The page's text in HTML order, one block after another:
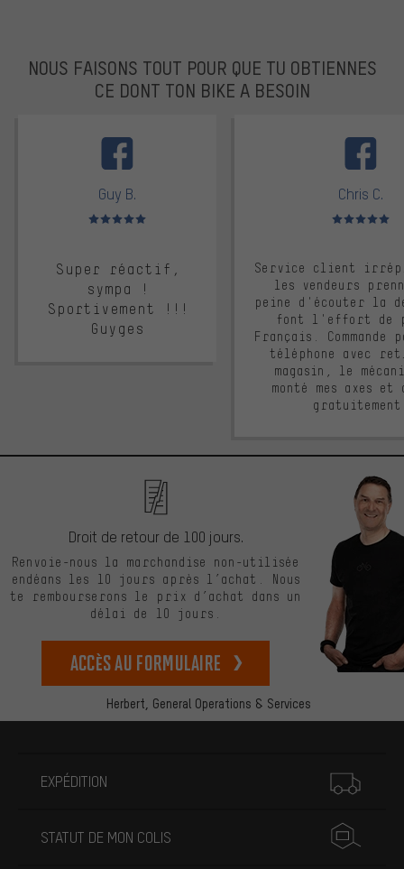
NOUS FAISONS TOUT POUR QUE TU OBTIENNES
CE DONT TON BIKE A BESOIN
Guy B.
Note moyenne : 5 sur 5
Super réactif,
sympa !
Sportivement !!!
Guyges
Chris C.
Note moyenne :
Service client
les vendeurs
peine d'écouter la
font l'effort de
Français. Commande
téléphone avec
magasin, le
monté mes axes et
Herbert, General Operations & Services
Droit de retour de 100 jours.
Renvoie-nous la marchandise non-utilisée
endéans les 10 jours après l’achat. Nous
te rembourserons le prix d’achat dans un
délai de 10 jours.
Accès au formulaire
EXPÉDITION
STATUT DE MON COLIS